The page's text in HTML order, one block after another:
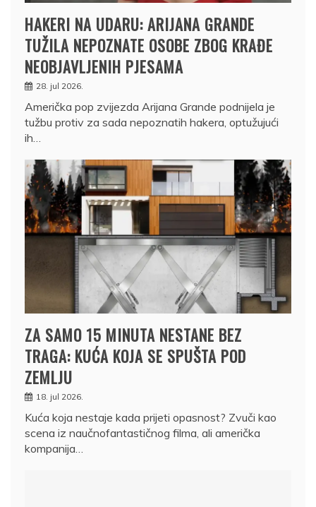
HAKERI NA UDARU: ARIJANA GRANDE
TUŽILA NEPOZNATE OSOBE ZBOG KRAĐE
NEOBJAVLJENIH PJESAMA
28. jul 2026.
Američka pop zvijezda Arijana Grande podnijela je
tužbu protiv za sada nepoznatih hakera, optužujući
ih…
ZA SAMO 15 MINUTA NESTANE BEZ
TRAGA: KUĆA KOJA SE SPUŠTA POD
ZEMLJU
18. jul 2026.
Kuća koja nestaje kada prijeti opasnost? Zvuči kao
scena iz naučnofantastičnog filma, ali američka
kompanija…